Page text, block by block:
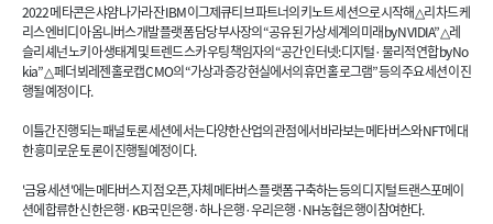
2022 메타콘은 샤얌 나가라잔 IBM 이그제큐티브 파트너의 키노트 세션으로 시작해 △리차드 케
리스 엔비디아 옴니버스 개발 플랫폼 담당 부사장의 “공유된 가상 세계의 미래 by NVIDIA” △레
슬리 셰넌 노키아 생태계 및 트렌드 스카우팅 책임자의 “공간 인터넷: 디지털·물리적 연합 by No
kia” △페더 뵈레젠 홀로캡 CMO의 “가상과 증강현실에서의 휴먼 홀로그램” 등의 주요 세션이 진
행될 예정이다.
이틀간 진행되는 패널 토론 세션에서는 다양한 산업의 관점에서 바라보는 메타버스와 NFT에 대
한 흥미로운 토론이 진행될 예정이다.
'금융 세션'에는 메타버스 지점 오픈, 자체 메타버스 플랫폼 구축하는 등의 디지털 트랜스포메이
션에 합류한 신한은행· KB국민은행·하나은행·우리은행·NH농협은행이 참여한다.